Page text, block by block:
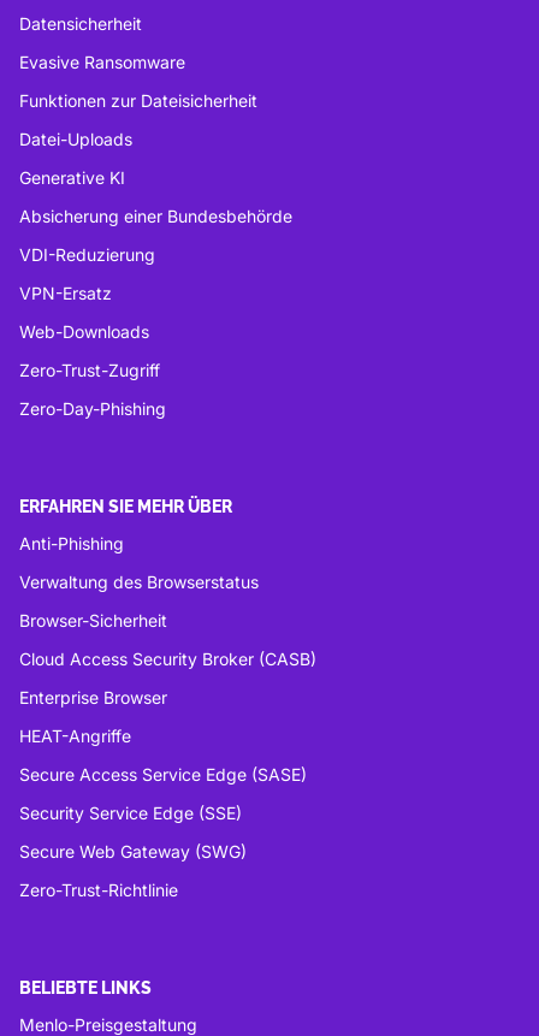
Datensicherheit
Evasive Ransomware
Funktionen zur Dateisicherheit
Datei-Uploads
Generative KI
Absicherung einer Bundesbehörde
VDI-Reduzierung
VPN-Ersatz
Web-Downloads
Zero-Trust-Zugriff
Zero-Day-Phishing
ERFAHREN SIE MEHR ÜBER
Anti-Phishing
Verwaltung des Browserstatus
Browser-Sicherheit
Cloud Access Security Broker (CASB)
Enterprise Browser
HEAT-Angriffe
Secure Access Service Edge (SASE)
Security Service Edge (SSE)
Secure Web Gateway (SWG)
Zero-Trust-Richtlinie
BELIEBTE LINKS
Menlo-Preisgestaltung